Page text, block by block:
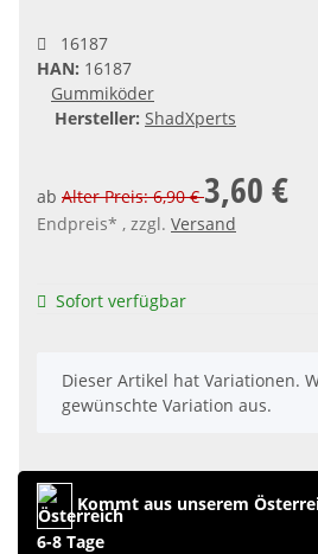
16187
HAN: 16187
Gummiköder
Hersteller: ShadXperts
ab Alter Preis: 6,90 €3,60 €
Endpreis* , zzgl. Versand
Sofort verfügbar
x
Dieser Artikel hat Variationen.
gewünschte Variation aus.
Kommt aus unserem
6-8 Tage